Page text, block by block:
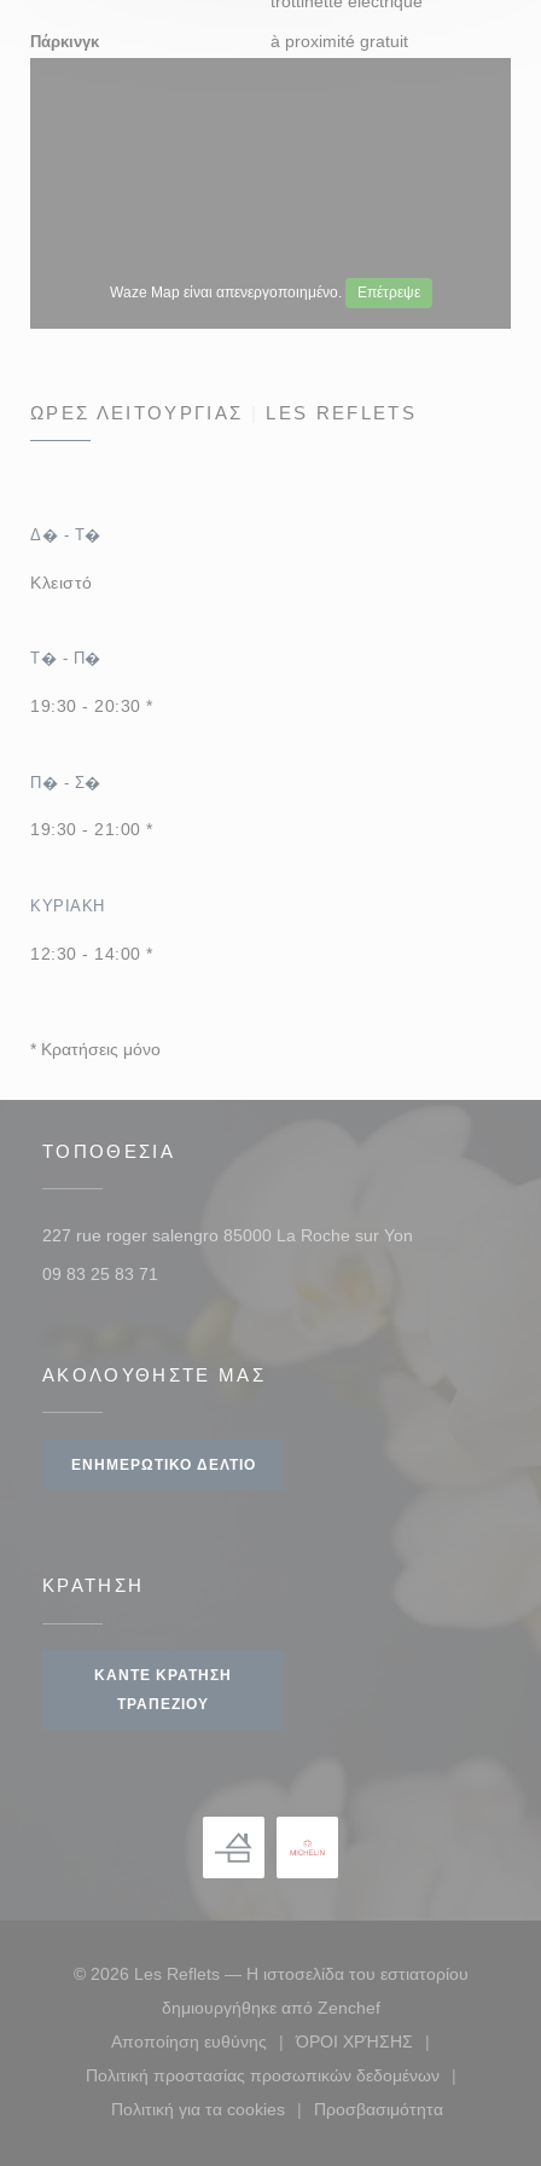
Πάρκινγκ à proximité gratuit
Waze Map είναι απενεργοποιημένο. Επέτρεψε
ΏΡΕΣ ΛΕΙΤΟΥΡΓΊΑΣ LES REFLETS
Δ� - Τ�
Κλειστό
Τ� - Π�
19:30 - 20:30 *
Π� - Σ�
19:30 - 21:00 *
ΚΥΡΙΑΚΉ
12:30 - 14:00 *
* Κρατήσεις μόνο
ΤΟΠΟΘΕΣΊΑ
227 rue roger salengro 85000 La Roche sur Yon
09 83 25 83 71
ΑΚΟΛΟΥΘΉΣΤΕ ΜΑΣ
ΕΝΗΜΕΡΩΤΙΚΌ ΔΕΛΤΊΟ
ΚΡΆΤΗΣΗ
ΚΆΝΤΕ ΚΡΆΤΗΣΗ
ΤΡΑΠΕΖΙΟΎ
© 2026 Les Reflets — Η ιστοσελίδα του εστιατορίου
δημιουργήθηκε από Zenchef((ανοίγει σε νέο
Αποποίηση ευθύνης
((ανοίγει σε νέο παράθυρο))
ΌΡΟΙ ΧΡΉΣΗΣ
((ανοίγει σε νέο
Πολιτική προστασίας προσωπικών δεδομένων
((ανοίγει σε νέο παράθυρο))
Πολιτική για τα cookies
((ανοίγει σε νέο παράθυρο))
Προσβασιμότητα
((ανοίγει σε νέο